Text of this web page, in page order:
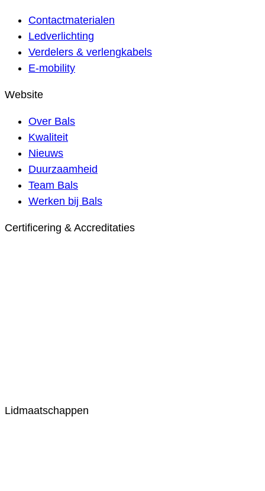
Contactmaterialen
Ledverlichting
Verdelers & verlengkabels
E-mobility
Website
Over Bals
Kwaliteit
Nieuws
Duurzaamheid
Team Bals
Werken bij Bals
Certificering & Accreditaties
Lidmaatschappen